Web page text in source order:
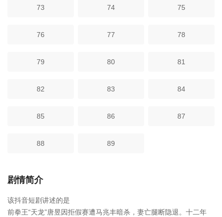
73 74 75
76 77 78
79 80 81
82 83 84
85 86 87
88 89
剧情简介
该抖音短剧讲述的是
前拳王“天龙”唐昱因拒假赛遭马兆丰暗杀，妻亡腿断隐退。十二年